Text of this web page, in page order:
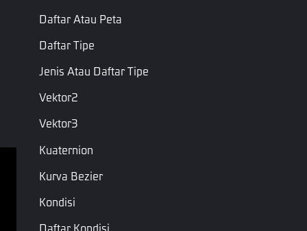
Daftar Atau Peta
Daftar Tipe
Jenis Atau Daftar Tipe
Vektor2
Vektor3
Kuaternion
Kurva Bezier
Kondisi
Daftar Kondisi